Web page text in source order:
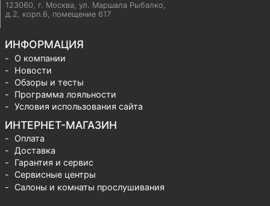
123060, г. Москва, ул. Маршала Рыбалко,
д.2, корп.6, помещение 617
ИНФОРМАЦИЯ
О компании
Новости
Обзоры и тесты
Программа лояльности
Условия использования сайта
ИНТЕРНЕТ-МАГАЗИН
Оплата
Доставка
Гарантия и сервис
Сервисные центры
Салоны и комнаты прослушивания